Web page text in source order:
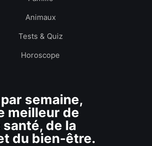
Animaux
Tests & Quiz
Horoscope
semaine,
meilleur de
santé, de la
du bien-être.